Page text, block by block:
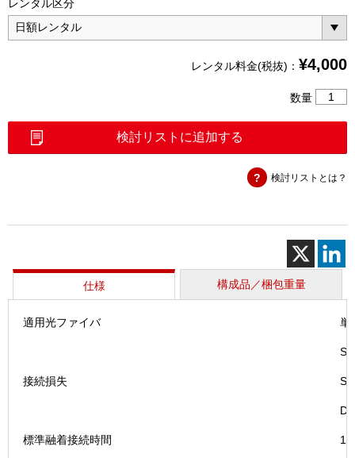
レンタル区分
レンタル料金(税抜)： ¥4,000
数量
続
201
＋
M4）
検討リストに追加する
検討リストとは？
仕様 構成品／梱包重量
適用光ファイバ 単
接続損失
標準融着接続時間 14